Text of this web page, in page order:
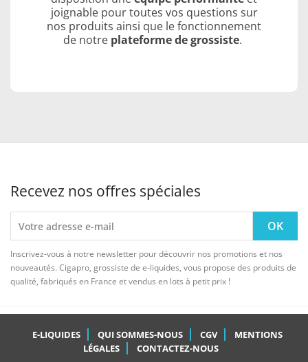
joignable pour toutes vos questions sur
nos produits ainsi que le fonctionnement
de notre plateforme de grossiste.
Recevez nos offres spéciales
Inscrivez-vous à notre newsletter pour découvrir nos promotions et nos
nouveautés. Cigapro, grossiste de e-liquides, vous propose des produits de
qualité, fabriqués en France et vendus en lots à petit prix !
E-LIQUIDES QUI SOMMES-NOUS CGV
MENTIONS
LÉGALES
CONTACTEZ-NOUS